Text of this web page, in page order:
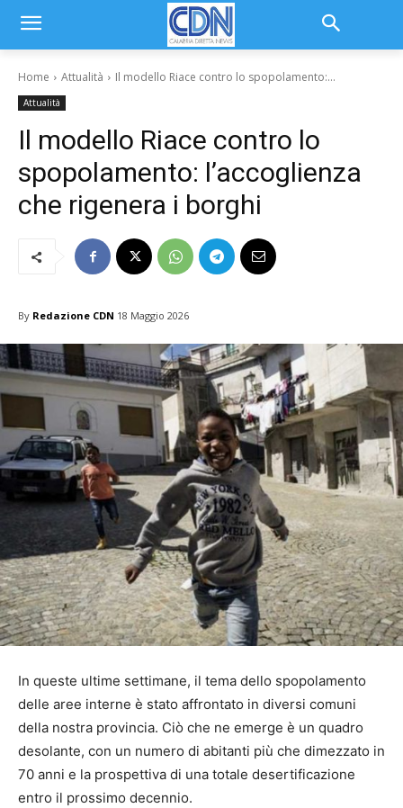
Home Attualità Il modello Riace contro lo spopolamento:...
Attualità
Il modello Riace contro lo
spopolamento: l’accoglienza
che rigenera i borghi
By Redazione CDN 18 Maggio 2026
In queste ultime settimane, il tema dello spopolamento
delle aree interne è stato affrontato in diversi comuni
della nostra provincia. Ciò che ne emerge è un quadro
desolante, con un numero di abitanti più che dimezzato in
70 anni e la prospettiva di una totale desertificazione
entro il prossimo decennio.